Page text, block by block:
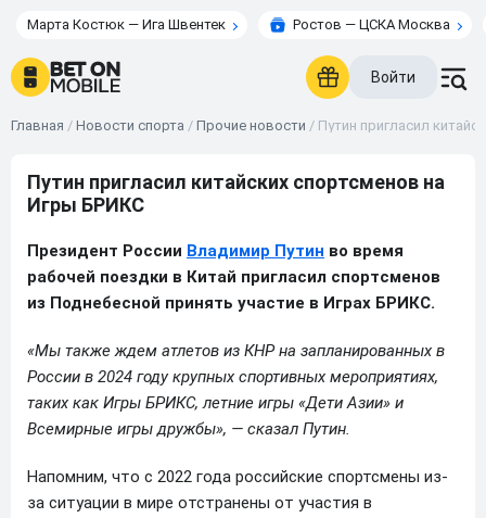
Марта Костюк — Ига Швентек Ростов — ЦСКА Москва
Войти
Главная / Новости спорта / Прочие новости / Путин пригласил
Путин пригласил китайских спортсменов на
Игры БРИКС
Президент России Владимир Путин во время
рабочей поездки в Китай пригласил спортсменов
из Поднебесной принять участие в Играх БРИКС.
«Мы также ждем атлетов из КНР на запланированных в
России в 2024 году крупных спортивных мероприятиях,
таких как Игры БРИКС, летние игры «Дети Азии» и
Всемирные игры дружбы», — сказал Путин.
Напомним, что с 2022 года российские спортсмены из-
за ситуации в мире отстранены от участия в